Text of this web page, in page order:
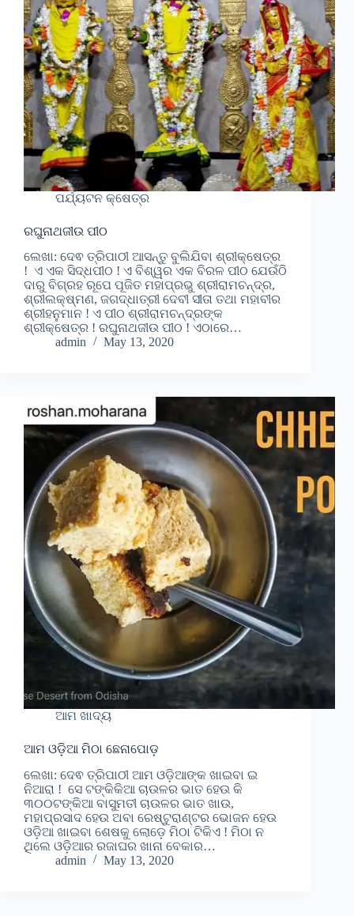
ପର୍ଯ୍ୟଟନ କ୍ଷେତ୍ର
ରଘୁନାଥଜୀଉ ପୀଠ
ଲେଖା: ଦେଵ ତ୍ରିପାଠୀ ଆସନ୍ତୁ ବୁଲିଯିବା ଶ୍ରୀକ୍ଷେତ୍ର
! ଏ ଏକ ସିଦ୍ଧପୀଠ ! ଏ ବିଶ୍ୱର ଏକ ବିରଳ ପୀଠ ଯେଉଁଠି
ଦାରୁ ବିଗ୍ରହ ରୂପେ ପୂଜିତ ମହାପ୍ରଭୁ ଶ୍ରୀରାମଚନ୍ଦ୍ର,
ଶ୍ରୀଲକ୍ଷ୍ମଣ, ଜଗଦ୍ଧାତ୍ରୀ ଦେବୀ ସୀତା ତଥା ମହାବୀର
ଶ୍ରୀହନୁମାନ ! ଏ ପୀଠ ଶ୍ରୀରାମଚନ୍ଦ୍ରଙ୍କ
ଶ୍ରୀକ୍ଷେତ୍ର ! ରଘୁନାଥଜୀଉ ପୀଠ ! ଏଠାରେ…
admin
May 13, 2020
ଆମ ଖାଦ୍ୟ
ଆମ ଓଡ଼ିଆ ମିଠା ଛେନାପୋଡ଼
ଲେଖା: ଦେଵ ତ୍ରିପାଠୀ ଆମ ଓଡ଼ିଆଙ୍କ ଖାଇବା ଇ
ନିଆରା ! ସେ ଟଙ୍କିକିଆ ଚାଉଳର ଭାତ ହେଉ କି
୩୦୦ଟଙ୍କିଆ ବାସୁମତୀ ଚାଉଳର ଭାତ ଖାଉ,
ମହାପ୍ରସାଦ ହେଉ ଅବା ରେଷ୍ଟୁରାଣ୍ଟର ଭୋଜନ ହେଉ
ଓଡ଼ିଆ ଖାଇବା ଶେଷକୁ ଲୋଡ଼େ ମିଠା ଟିକିଏ ! ମିଠା ନ
ଥିଲେ ଓଡ଼ିଆର ରଜାଘର ଖାନା ବେକାର…
admin
May 13, 2020